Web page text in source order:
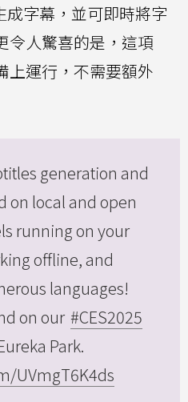
成字幕，並可即時將字
令人驚喜的是，這項
上運行，不需要額外
generation and
on local and open
running on your
offline, and
languages!
on our #CES2025
Park.
UVmgT6K4ds